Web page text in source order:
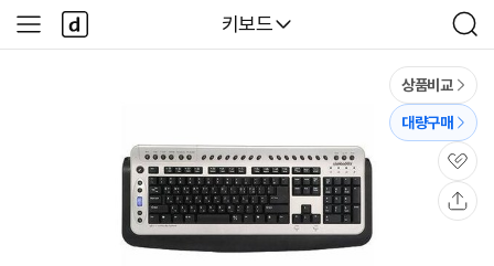
다나와
키보드
검
색
사
이
다
나
와
상품비교
대량구매
관
심